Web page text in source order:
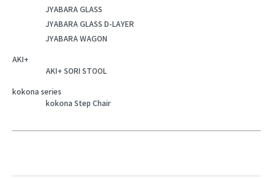
JYABARA GLASS
JYABARA GLASS D-LAYER
JYABARA WAGON
AKI+
AKI+ SORI STOOL
kokona series
kokona Step Chair